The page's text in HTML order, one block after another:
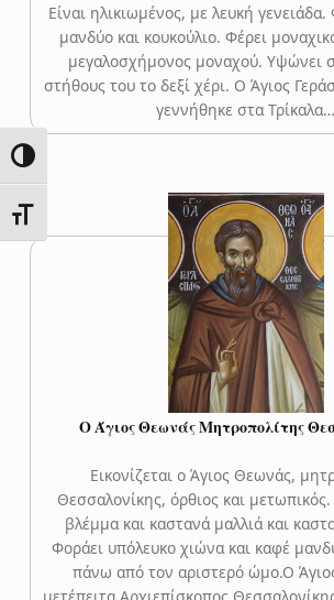
ΕΝΑΛΛΑΓΉ ΥΨΗΛΉΣ ΑΝΤΊΘΕΣΗΣ
ΕΝΑΛΛΑΓΉ ΜΕΓΈΘΟΥΣ ΓΡΑΜΜΆΤΩΝ
Είναι ηλικιωμένος, με λευκή
μανδύο και κουκούλιο. Φέρει
μεγαλοσχήμονος μοναχού. Υψώνει
στήθους του το δεξί χέρι. Ο Άγιος
γεννήθηκε στα Τρίκαλα…
Ο Άγιος Θεωνάς Μητροπολίτης
Εικονίζεται ο Άγιος Θεωνάς,
Θεσσαλονίκης, όρθιος και
βλέμμα και καστανά μαλλιά και
Φοράει υπόλευκο χιώνα και καφέ
πάνω από τον αριστερό ώμο.Ο